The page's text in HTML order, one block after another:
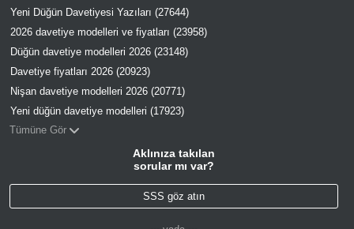
Yeni Düğün Davetiyesi Yazıları (27644)
2026 davetiye modelleri ve fiyatları (23958)
Düğün davetiye modelleri 2026 (23148)
Davetiye fiyatları 2026 (20923)
Nişan davetiye modelleri 2026 (20771)
Yeni düğün davetiye modelleri (17923)
Tümüne Gör
Aklınıza takılan
sorular mı var?
SSS göz atın